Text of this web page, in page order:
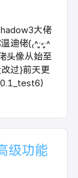
大佬
迪佬{₍˄·͈༝·͈˄
头像从始至
过}前天更
级功能